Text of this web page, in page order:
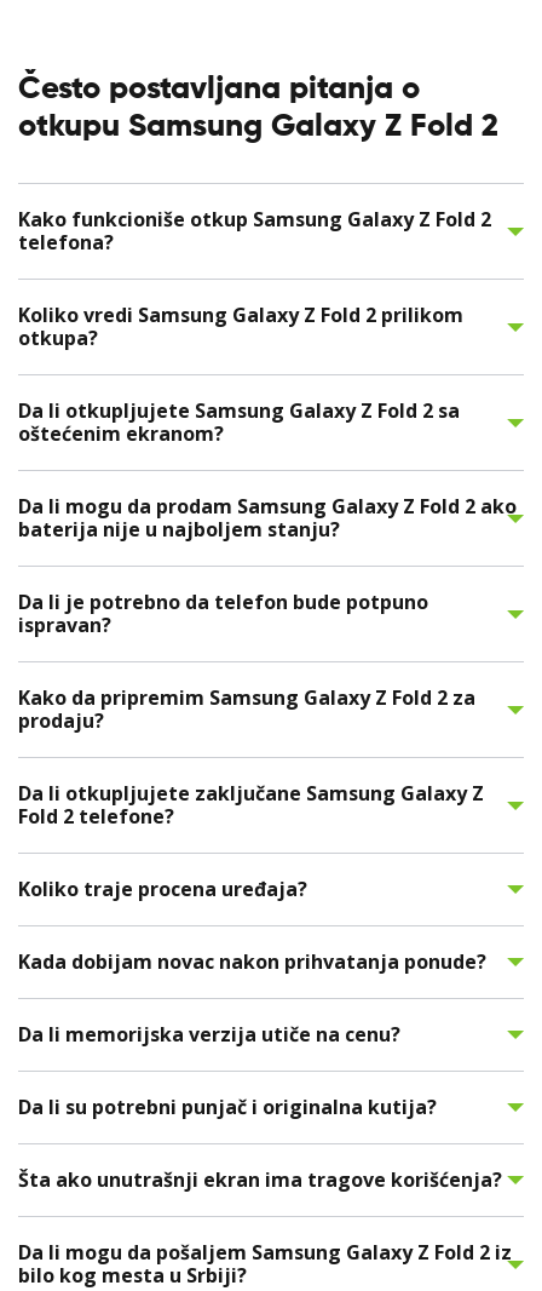
Često postavljana pitanja o
otkupu Samsung Galaxy Z Fold 2
Kako funkcioniše otkup Samsung Galaxy Z Fold 2
telefona?
Koliko vredi Samsung Galaxy Z Fold 2 prilikom
otkupa?
Da li otkupljujete Samsung Galaxy Z Fold 2 sa
oštećenim ekranom?
Da li mogu da prodam Samsung Galaxy Z Fold 2 ako
baterija nije u najboljem stanju?
Da li je potrebno da telefon bude potpuno
ispravan?
Kako da pripremim Samsung Galaxy Z Fold 2 za
prodaju?
Da li otkupljujete zaključane Samsung Galaxy Z
Fold 2 telefone?
Koliko traje procena uređaja?
Kada dobijam novac nakon prihvatanja ponude?
Da li memorijska verzija utiče na cenu?
Da li su potrebni punjač i originalna kutija?
Šta ako unutrašnji ekran ima tragove korišćenja?
Da li mogu da pošaljem Samsung Galaxy Z Fold 2 iz
bilo kog mesta u Srbiji?